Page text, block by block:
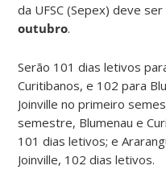
da UFSC (Sepex) deve
outubro.
Serão 101 dias letivos
Curitibanos, e 102 para
Joinville no primeiro
semestre, Blumenau e
101 dias letivos; e
Joinville, 102 dias letivos.